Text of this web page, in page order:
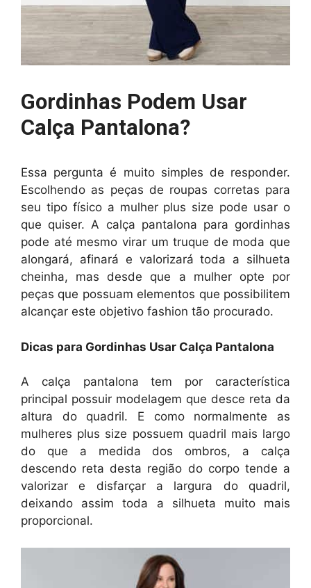
Gordinhas Podem Usar
Calça Pantalona?
Essa pergunta é muito simples de responder.
Escolhendo as peças de roupas corretas para
seu tipo físico a mulher plus size pode usar o
que quiser. A calça pantalona para gordinhas
pode até mesmo virar um truque de moda que
alongará, afinará e valorizará toda a silhueta
cheinha, mas desde que a mulher opte por
peças que possuam elementos que possibilitem
alcançar este objetivo fashion tão procurado.
Dicas para Gordinhas Usar Calça Pantalona
A calça pantalona tem por característica
principal possuir modelagem que desce reta da
altura do quadril. E como normalmente as
mulheres plus size possuem quadril mais largo
do que a medida dos ombros, a calça
descendo reta desta região do corpo tende a
valorizar e disfarçar a largura do quadril,
deixando assim toda a silhueta muito mais
proporcional.